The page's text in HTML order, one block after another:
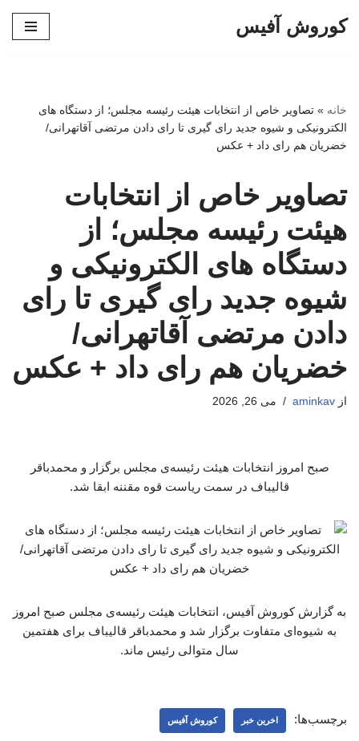
کوروش آفیس
خانه » تصاویر خاص از انتخابات هیئت رئیسه مجلس؛ از دستگاه های
الکترونیکی و شیوه جدید رای گیری تا رای دادن مرتضی آقاتهرانی/
خضریان هم رای داد + عکس
تصاویر خاص از انتخابات
هیئت رئیسه مجلس؛ از
دستگاه های الکترونیکی و
شیوه جدید رای گیری تا رای
دادن مرتضی آقاتهرانی/
خضریان هم رای داد + عکس
از aminkav می 26, 2026
صبح امروز انتخابات هیئت رئیسه‌ی مجلس برگزار و محمدباقر
قالیباف در سمت ریاست قوه مقننه ابقا شد.
به گزارش کوروش آفیس، انتخابات هیئت رئیسه‌ی مجلس صبح امروز
به شیوه‌ای متفاوت برگزار شد و محمدباقر قالیباف برای هفتمین
سال متوالی رئیس ماند.
برچسب‌ها: اخرین خبر کوروش آفیس